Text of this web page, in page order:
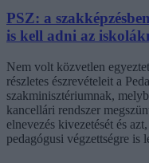
PSZ: a
is kell adni az
Nem volt közvetlen
részletes észrevételeit a
szakminisztériumnak,
kancellári rendszer
elnevezés kivezetését és
pedagógusi végzettségre is